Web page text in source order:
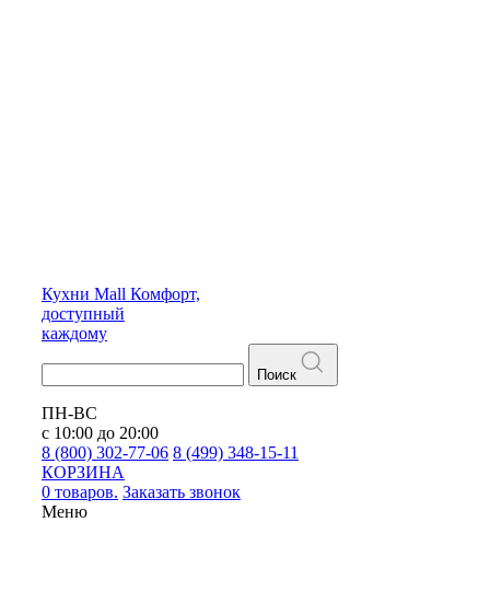
Кухни Mall Комфорт,
доступный
каждому
Поиск
ПН-ВС
с 10:00 до 20:00
8 (800) 302-77-06 8 (499) 348-15-11
КОРЗИНА
0 товаров. Заказать звонок
Меню